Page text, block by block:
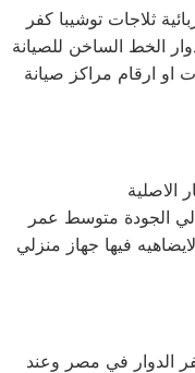
ثلاجات توشيبا كفر
الخط الساخن للصيانة
او ارقام مراكز صيانة
الجودة متوسط عمر
فيها جهاز منزلي
الدوار في مصر وعند